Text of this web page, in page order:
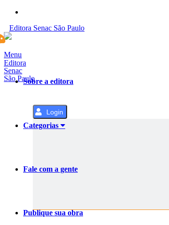
o
Editora Senac São Paulo
Menu
Editora
Senac
São PauloSobre a editora
Categorias
Fale com a gente
Publique sua obra
Login